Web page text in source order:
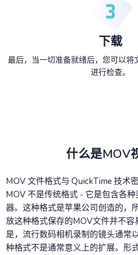
下载
最后，当一切准备就绪后，您可以将
进行检查。
什么是MOV
MOV 文件格式与 QuickTime 技术
MOV 不是传统格式 - 它是包含各
器。这种格式是苹果公司创造的，
放这种格式保存的MOV文件并不容
是，流行数码相机录制的镜头通常
种格式不是通常意义上的扩展。形